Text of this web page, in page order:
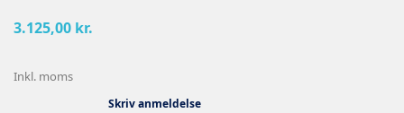
3.125,00 kr.
Inkl. moms
Skriv anmeldelse